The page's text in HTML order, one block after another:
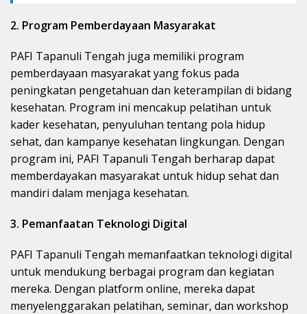
2. Program Pemberdayaan Masyarakat
PAFI Tapanuli Tengah juga memiliki program
pemberdayaan masyarakat yang fokus pada
peningkatan pengetahuan dan keterampilan di bidang
kesehatan. Program ini mencakup pelatihan untuk
kader kesehatan, penyuluhan tentang pola hidup
sehat, dan kampanye kesehatan lingkungan. Dengan
program ini, PAFI Tapanuli Tengah berharap dapat
memberdayakan masyarakat untuk hidup sehat dan
mandiri dalam menjaga kesehatan.
3. Pemanfaatan Teknologi Digital
PAFI Tapanuli Tengah memanfaatkan teknologi digital
untuk mendukung berbagai program dan kegiatan
mereka. Dengan platform online, mereka dapat
menyelenggarakan pelatihan, seminar, dan workshop